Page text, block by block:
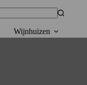
Wijnhuizen